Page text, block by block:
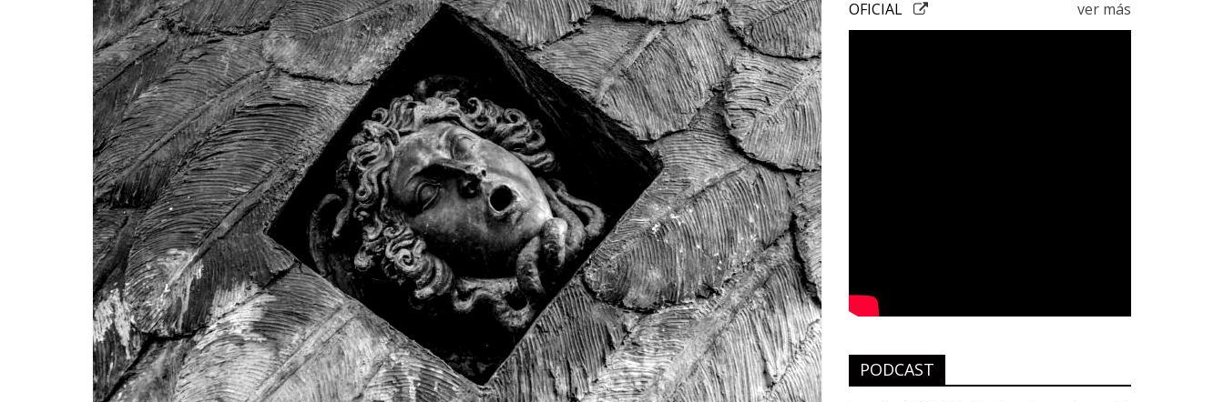
–
Cultura
abisal
ver más
OFICIAL
PODCAST